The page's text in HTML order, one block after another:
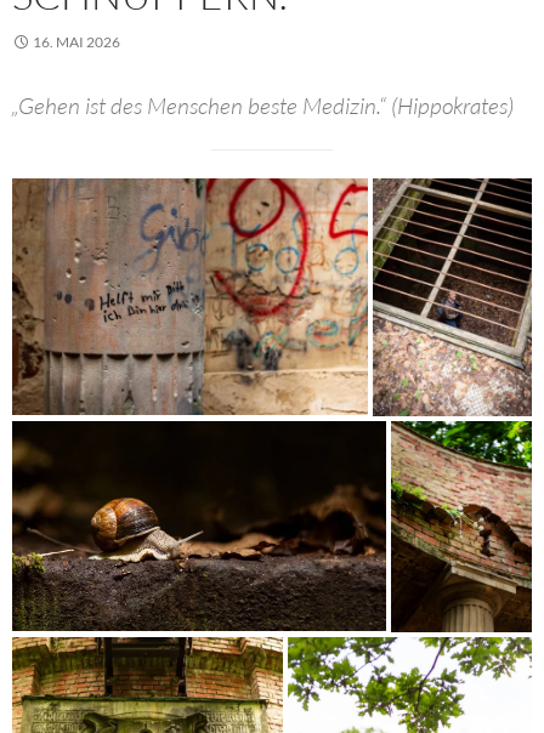
16. MAI 2026
„Gehen ist des Menschen beste Medizin.“ (Hippokrates)